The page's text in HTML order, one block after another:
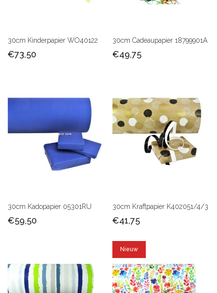
30cm Kinderpapier WO40122
€73,50
30cm Cadeaupapier 18799901A
€49,75
30cm Kadopapier 05301RU
€59,50
30cm Kraftpapier K402051/4/3
€41,75
Nieuw